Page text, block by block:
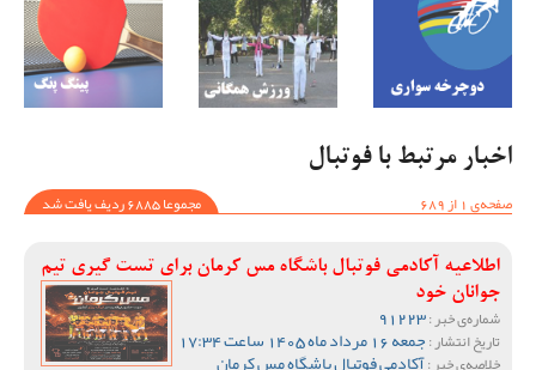
اخبار مرتبط با فوتبال
صفحه‌ی 1 از 689
مجموعا 6885 ردیف یافت شد
اطلاعیه آکادمی فوتبال باشگاه مس کرمان برای تست گیری تیم
جوانان خود
شماره‌ی خبر :
تاریخ انتشار :جمعه 16 مرداد ماه 1405 ساعت 17:34
آکادمی فوتبال باشگاه مس کرمان